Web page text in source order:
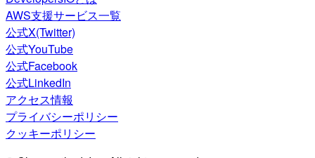
AWS支援サービス一覧
公式X(Twitter)
公式YouTube
公式Facebook
公式LinkedIn
アクセス情報
プライバシーポリシー
クッキーポリシー